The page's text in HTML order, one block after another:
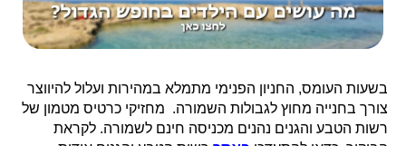
בשעות העומס, החניון הפנימי מתמלא במהירות ועלול להיווצר
צורך בחנייה מחוץ לגבולות השמורה. מחזיקי כרטיס מטמון של
רשות הטבע והגנים נהנים מכניסה חינם לשמורה. לקראת